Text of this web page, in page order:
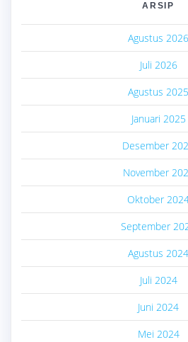
ARSIP
Agustus 2026
Juli 2026
Agustus 2025
Januari 2025
Desember
November
Oktober
September
Agustus 2024
Juli 2024
Juni 2024
Mei 2024